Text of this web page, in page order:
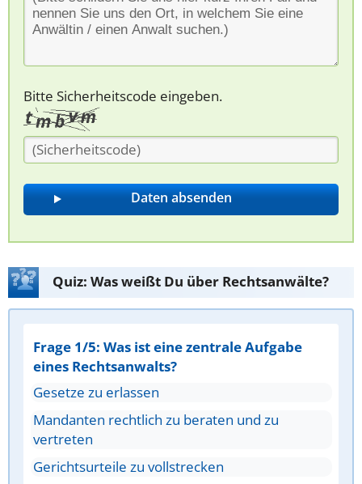
Bitte Sicherheitscode eingeben.
Quiz: Was weißt Du über Rechtsanwälte?
Frage 1/5: Was ist eine zentrale Aufgabe
eines Rechtsanwalts?
Gesetze zu erlassen
Mandanten rechtlich zu beraten und zu
vertreten
Gerichtsurteile zu vollstrecken